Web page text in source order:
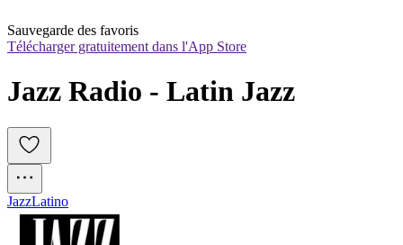
Sauvegarde des favoris
Télécharger gratuitement dans l'App Store
Jazz Radio - Latin Jazz
JazzLatino